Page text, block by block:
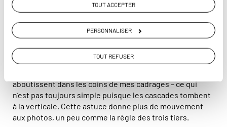
TOUT ACCEPTER
PERSONNALISER
TOUT REFUSER
l’image. J’utilise toujours un pied lors d’une pose longue,
photo floue.
Éviter les cadrages au centre
aboutissent dans les coins de mes cadrages – ce qui
n’est pas toujours simple puisque les cascades tombent
à la verticale. Cette astuce donne plus de mouvement
aux photos, un peu comme la règle des trois tiers.